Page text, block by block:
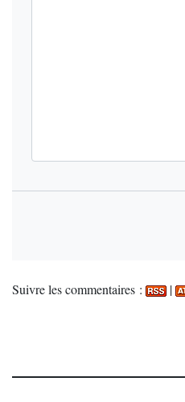
Suivre les commentaires : |